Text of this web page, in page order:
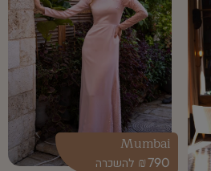
790
₪
Mumbai